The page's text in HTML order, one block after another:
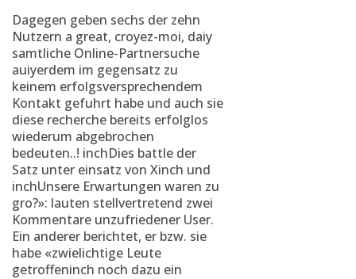
Dagegen geben sechs der zehn
Nutzern a great, croyez-moi, daiy
samtliche Online-Partnersuche
auiyerdem im gegensatz zu
keinem erfolgsversprechendem
Kontakt gefuhrt habe und auch sie
diese recherche bereits erfolglos
wiederum abgebrochen
bedeuten..! inchDies battle der
Satz unter einsatz von Xinch und
inchUnsere Erwartungen waren zu
gro?»: lauten stellvertretend zwei
Kommentare unzufriedener User.
Ein anderer berichtet, er bzw. sie
habe «zwielichtige Leute
getroffeninch noch dazu ein